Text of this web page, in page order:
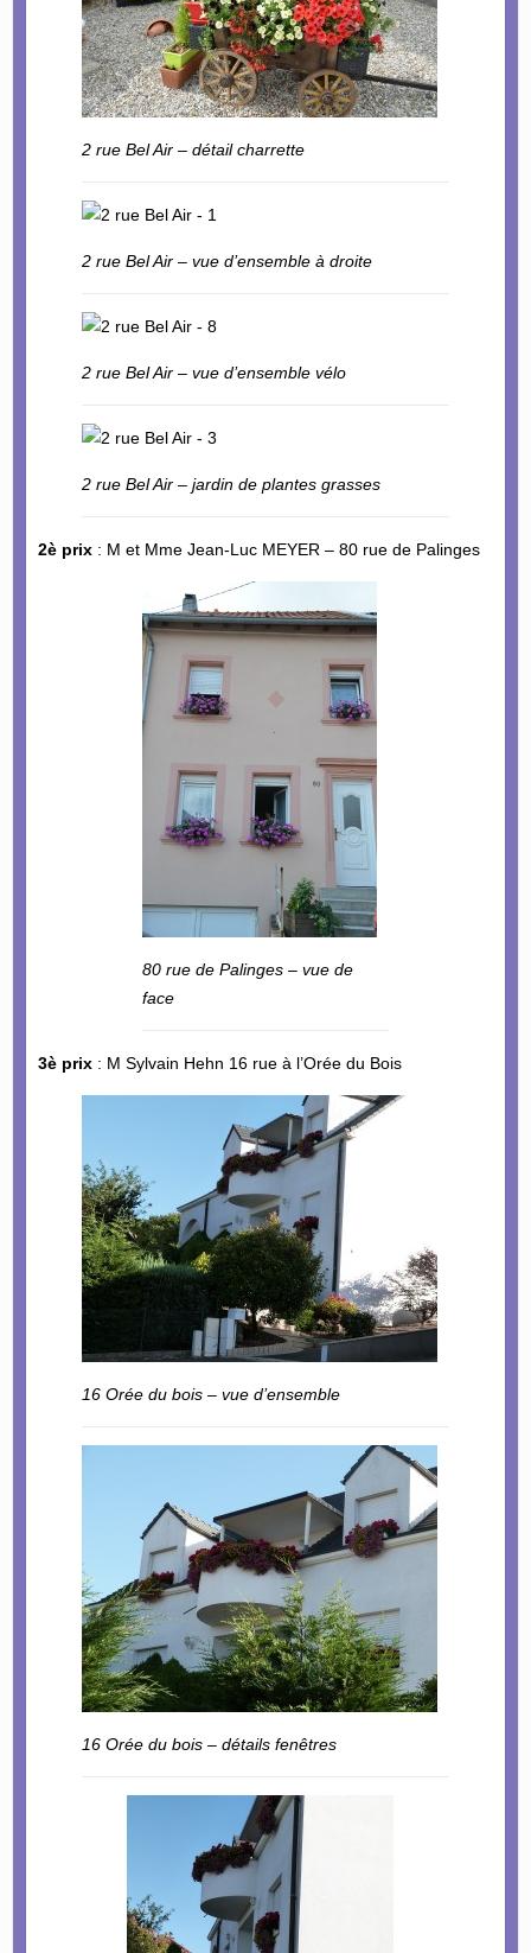
2 rue Bel Air – détail charrette
2 rue Bel Air – vue d’ensemble à droite
2 rue Bel Air – vue d’ensemble vélo
2 rue Bel Air – jardin de plantes grasses
2è prix: M et Mme Jean-Luc MEYER – 80 rue de Palinges
80 rue de Palinges – vue de
face
3è prix: M Sylvain Hehn 16 rue à l’Orée du Bois
16 Orée du bois – vue d’ensemble
16 Orée du bois – détails fenêtres